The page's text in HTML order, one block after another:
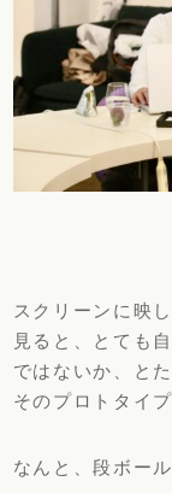
スクリーンに映
見ると、とても
ではないか、と
そのプロトタイ
なんと、段ボー